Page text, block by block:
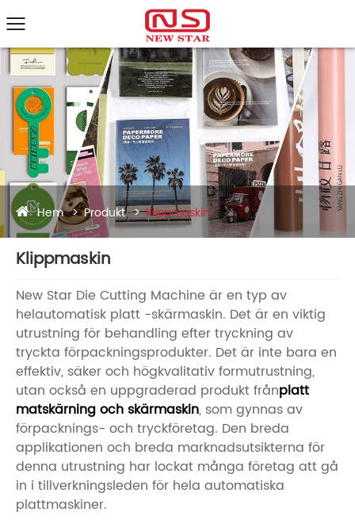
Hem Produkt Klippmaskin
Klippmaskin
New Star Die Cutting Machine är en typ av
helautomatisk platt -skärmaskin. Det är en viktig
utrustning för behandling efter tryckning av
tryckta förpackningsprodukter. Det är inte bara en
effektiv, säker och högkvalitativ formutrustning,
utan också en uppgraderad produkt frånplatt
matskärning och skärmaskin, som gynnas av
förpacknings- och tryckföretag. Den breda
applikationen och breda marknadsutsikterna för
denna utrustning har lockat många företag att gå
in i tillverkningsleden för hela automatiska
plattmaskiner.